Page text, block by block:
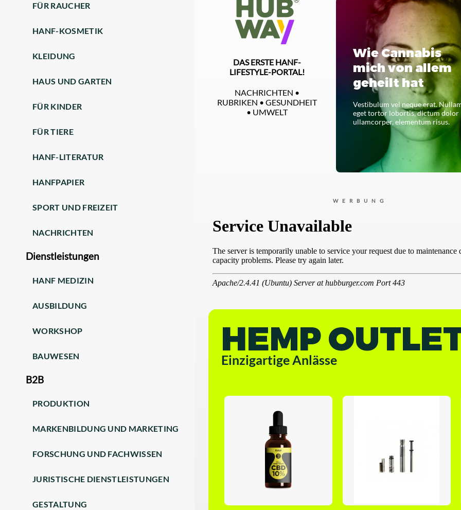
FÜR RAUCHER
HANF-KOSMETIK
KLEIDUNG
HAUS UND GARTEN
FÜR KINDER
FÜR TIERE
HANF-LITERATUR
HANFPAPIER
SPORT UND FREIZEIT
NACHRICHTEN
Dienstleistungen
HANF MEDIZIN
AUSBILDUNG
WORKSHOP
BAUWESEN
B2B
PRODUKTION
MARKENBILDUNG UND MARKETING
FORSCHUNG UND FACHWISSEN
JURISTISCHE DIENSTLEISTUNGEN
GESTALTUNG
DAS ERSTE HANF-
LIFESTYLE-PORTAL!
NACHRICHTEN •
RUBRIKEN • GESUNDHEIT
• UMWELT
Wie Cannabis
mich von allem
geheilt hat
Vestibulum vel neque erat.
eget tortor lobortis, dictum dolor
ullamcorper, elementum risus.
LESEN SIE DAS GANZE
WERBUNG
HEMP
Einzigartige Anlässe